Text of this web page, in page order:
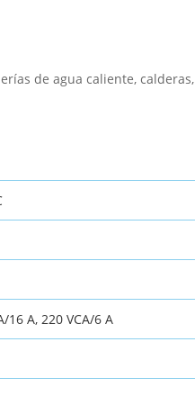
de agua caliente, calderas,
16 A, 220 VCA/6 A